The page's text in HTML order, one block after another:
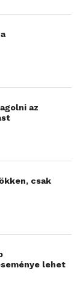
a
és
főoldalán!
az
csak
lehet